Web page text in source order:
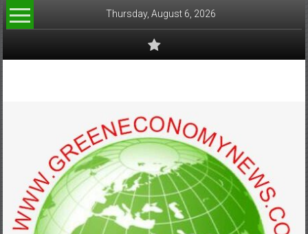
Skip
to
Thursday, August 6, 2026